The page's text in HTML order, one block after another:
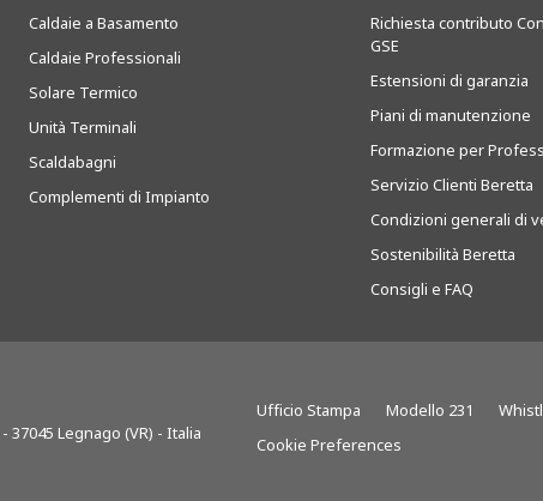
Caldaie a Basamento
Caldaie Professionali
Solare Termico
Unità Terminali
Scaldabagni
Complementi di Impianto
Richiesta contributo
GSE
Estensioni di garanzia
Piani di manutenzione
Formazione per
Servizio Clienti Beretta
Condizioni generali di
Sostenibilità Beretta
Consigli e FAQ
- 37045 Legnago (VR) - Italia
Ufficio Stampa Modello 231
Cookie Preferences